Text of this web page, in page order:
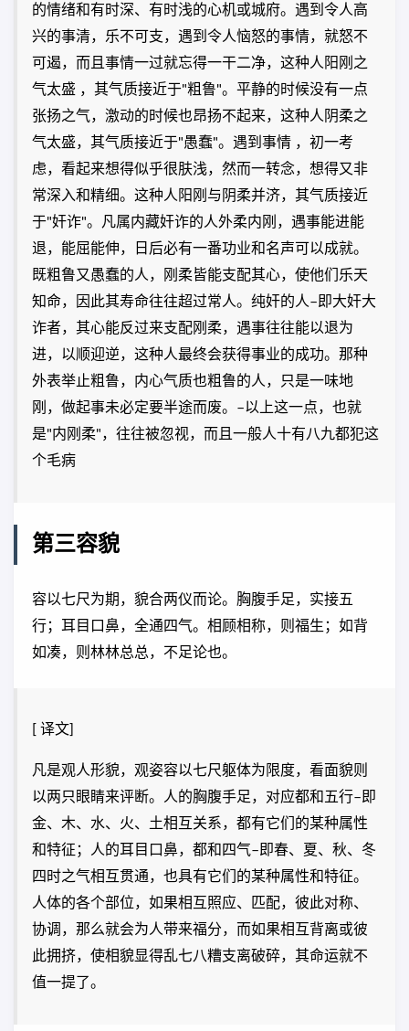
的情绪和有时深、有时浅的心机或城府。遇到令人高
兴的事清，乐不可支，遇到令人恼怒的事情，就怒不
可遏，而且事情一过就忘得一干二净，这种人阳刚之
气太盛 ，其气质接近于"粗鲁"。平静的时候没有一点
张扬之气，激动的时候也昂扬不起来，这种人阴柔之
气太盛，其气质接近于"愚蠢"。遇到事情 ，初一考
虑，看起来想得似乎很肤浅，然而一转念，想得又非
常深入和精细。这种人阳刚与阴柔并济，其气质接近
于"奸诈"。凡属内藏奸诈的人外柔内刚，遇事能进能
退，能屈能伸，日后必有一番功业和名声可以成就。
既粗鲁又愚蠢的人，刚柔皆能支配其心，使他们乐天
知命，因此其寿命往往超过常人。纯奸的人–即大奸大
诈者，其心能反过来支配刚柔，遇事往往能以退为
进，以顺迎逆，这种人最终会获得事业的成功。那种
外表举止粗鲁，内心气质也粗鲁的人，只是一味地
刚，做起事未必定要半途而废。–以上这一点，也就
是"内刚柔"，往往被忽视，而且一般人十有八九都犯这
个毛病
第三容貌
容以七尺为期，貌合两仪而论。胸腹手足，实接五
行；耳目口鼻，全通四气。相顾相称，则福生；如背
如凑，则林林总总，不足论也。
[ 译文]
凡是观人形貌，观姿容以七尺躯体为限度，看面貌则
以两只眼睛来评断。人的胸腹手足，对应都和五行–即
金、木、水、火、土相互关系，都有它们的某种属性
和特征；人的耳目口鼻，都和四气–即春、夏、秋、冬
四时之气相互贯通，也具有它们的某种属性和特征。
人体的各个部位，如果相互照应、匹配，彼此对称、
协调，那么就会为人带来福分，而如果相互背离或彼
此拥挤，使相貌显得乱七八糟支离破碎，其命运就不
值一提了。